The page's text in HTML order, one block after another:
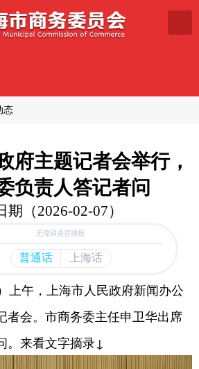
态
府主题记者会举行，
负责人答记者问
期（2026-02-07）
午，上海市人民政府新闻办公
者会。市商务委主任申卫华出席
。来看文字摘录↓